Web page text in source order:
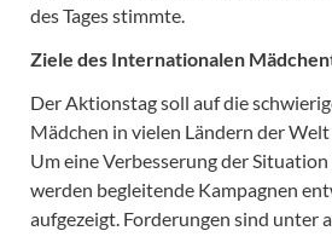
des Tages stimmte.
Ziele des Internationalen
Der Aktionstag soll auf die
Mädchen in vielen Ländern der
Um eine Verbesserung der
werden begleitende Kampagnen
aufgezeigt. Forderungen sind unter